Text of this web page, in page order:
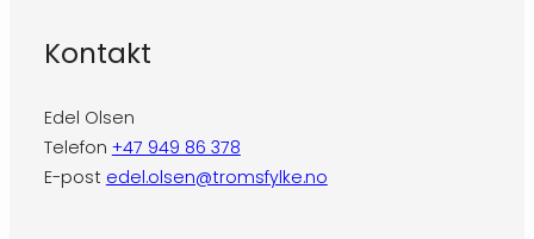
Kontakt
Edel Olsen
Telefon +47 949 86 378
E-post edel.olsen@tromsfylke.no